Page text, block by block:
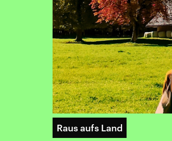
Raus aufs Land